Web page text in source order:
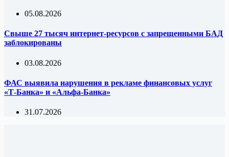
05.08.2026
Свыше 27 тысяч интернет-ресурсов с запрещенными БАД
заблокированы
03.08.2026
ФАС выявила нарушения в рекламе финансовых услуг
«Т-Банка» и «Альфа-Банка»
31.07.2026